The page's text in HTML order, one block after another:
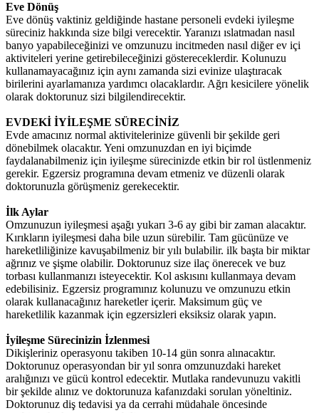
Eve Dönüş
Eve dönüş vaktiniz geldiğinde hastane personeli evdeki iyileşme
süreciniz hakkında size bilgi verecektir. Yaranızı ıslatmadan nasıl
banyo yapabileceğinizi ve omzunuzu incitmeden nasıl diğer ev içi
aktiviteleri yerine getirebileceğinizi göstereceklerdir. Kolunuzu
kullanamayacağınız için aynı zamanda sizi evinize ulaştıracak
birilerini ayarlamanıza yardımcı olacaklardır. Ağrı kesicilere yönelik
olarak doktorunuz sizi bilgilendirecektir.
EVDEKİ İYİLEŞME SÜRECİNİZ
Evde amacınız normal aktivitelerinize güvenli bir şekilde geri
dönebilmek olacaktır. Yeni omzunuzdan en iyi biçimde
faydalanabilmeniz için iyileşme sürecinizde etkin bir rol üstlenmeniz
gerekir. Egzersiz programına devam etmeniz ve düzenli olarak
doktorunuzla görüşmeniz gerekecektir.
İlk Aylar
Omzunuzun iyileşmesi aşağı yukarı 3-6 ay gibi bir zaman alacaktır.
Kırıkların iyileşmesi daha bile uzun sürebilir. Tam gücünüze ve
hareketliliğinize kavuşabilmeniz bir yılı bulabilir. ilk başta bir miktar
ağrınız ve şişme olabilir. Doktorunuz size ilaç önerecek ve buz
torbası kullanmanızı isteyecektir. Kol askısını kullanmaya devam
edebilisiniz. Egzersiz programınız kolunuzu ve omzunuzu etkin
olarak kullanacağınız hareketler içerir. Maksimum güç ve
hareketlilik kazanmak için egzersizleri eksiksiz olarak yapın.
İyileşme Sürecinizin İzlenmesi
Dikişleriniz operasyonu takiben 10-14 gün sonra alınacaktır.
Doktorunuz operasyondan bir yıl sonra omzunuzdaki hareket
aralığınızı ve gücü kontrol edecektir. Mutlaka randevunuzu vakitli
bir şekilde alınız ve doktorunuza kafanızdaki sorulan yöneltiniz.
Doktorunuz diş tedavisi ya da cerrahi müdahale öncesinde